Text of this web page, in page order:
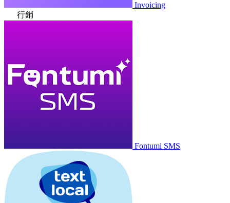
Invoicing
行銷
Fontumi SMS